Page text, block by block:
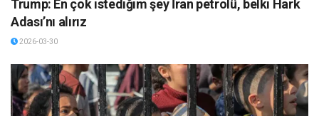
Trump: En çok istediğim şey İran petrolü, belki Hark
Adası’nı alırız
2026-03-30